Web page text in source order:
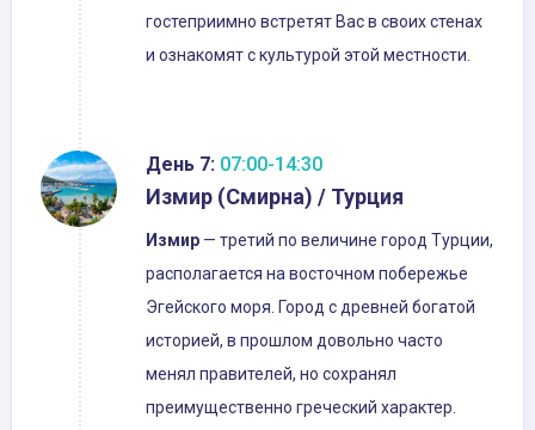
гостеприимно встретят Вас в своих стенах
и ознакомят с культурой этой местности.
День 7: 07:00-14:30
Измир (Смирна) / Турция
Измир — третий по величине город Турции,
располагается на восточном побережье
Эгейского моря. Город с древней богатой
историей, в прошлом довольно часто
менял правителей, но сохранял
преимущественно греческий характер.